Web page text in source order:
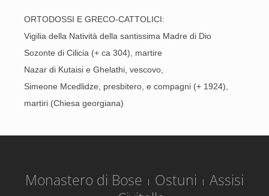
ORTODOSSI E GRECO-CATTOLICI:
Vigilia della Natività della santissima Madre di Dio
Sozonte di Cilicia (+ ca 304), martire
Nazar di Kutaisi e Ghelathi, vescovo,
Simeone Mcedlidze, presbitero, e compagni (+ 1924),
martiri (Chiesa georgiana)
Monastero di Bose Ostuni
Assisi